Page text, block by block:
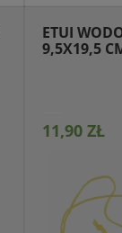
ETUI
9,5X19,5
11,90 ZŁ